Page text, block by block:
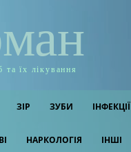
їх лікування
ЗІР ЗУБИ ІНФЕКЦІЇ
НАРКОЛОГІЯ ІНШІ